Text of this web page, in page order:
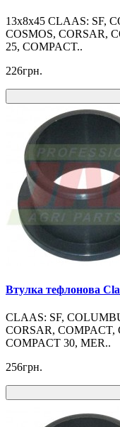
13x8x45 CLAAS: SF,
COSMOS, CORSAR,
25, COMPACT..
226грн.
Втулка тефлонова
CLAAS: SF,
CORSAR, COMPACT,
COMPACT 30, MER..
256грн.